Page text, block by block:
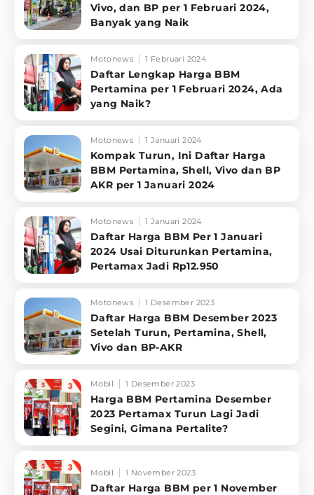
Vivo, dan BP per 1 Februari 2024,
Banyak yang Naik
Motonews 1 Februari 2024
Daftar Lengkap Harga BBM
Pertamina per 1 Februari 2024, Ada
yang Naik?
Motonews 1 Januari 2024
Kompak Turun, Ini Daftar Harga
BBM Pertamina, Shell, Vivo dan BP
AKR per 1 Januari 2024
Motonews 1 Januari 2024
Daftar Harga BBM Per 1 Januari
2024 Usai Diturunkan Pertamina,
Pertamax Jadi Rp12.950
Motonews 1 Desember 2023
Daftar Harga BBM Desember 2023
Setelah Turun, Pertamina, Shell,
Vivo dan BP-AKR
Mobil 1 Desember 2023
Harga BBM Pertamina Desember
2023 Pertamax Turun Lagi Jadi
Segini, Gimana Pertalite?
Mobil 1 November 2023
Daftar Harga BBM per 1 November